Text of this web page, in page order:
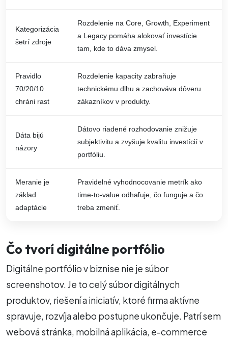
Kategorizácia
šetrí zdroje
Rozdelenie na Core, Growth, Experiment
a Legacy pomáha alokovať investície
tam, kde to dáva zmysel.
Pravidlo
70/20/10
chráni rast
Rozdelenie kapacity zabraňuje
technickému dlhu a zachováva dôveru
zákazníkov v produkty.
Dáta bijú
názory
Dátovo riadené rozhodovanie znižuje
subjektivitu a zvyšuje kvalitu investícií v
portfóliu.
Meranie je
základ
adaptácie
Pravidelné vyhodnocovanie metrík ako
time-to-value odhaľuje, čo funguje a čo
treba zmeniť.
Čo tvorí digitálne portfólio
Digitálne portfólio v biznise nie je súbor
screenshotov. Je to celý súbor digitálnych
produktov, riešení a iniciatív, ktoré firma aktívne
spravuje, rozvíja alebo postupne ukončuje. Patrí sem
webová stránka, mobilná aplikácia, e-commerce